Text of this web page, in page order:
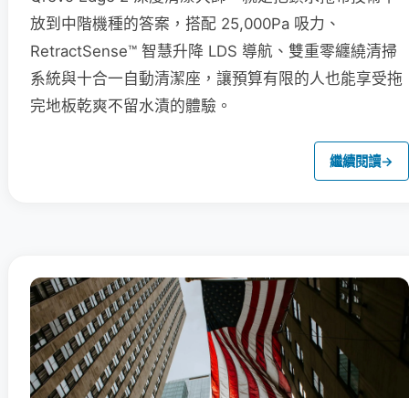
放到中階機種的答案，搭配 25,000Pa 吸力、
RetractSense™ 智慧升降 LDS 導航、雙重零纏繞清掃
系統與十合一自動清潔座，讓預算有限的人也能享受拖
完地板乾爽不留水漬的體驗。
繼續閱讀→